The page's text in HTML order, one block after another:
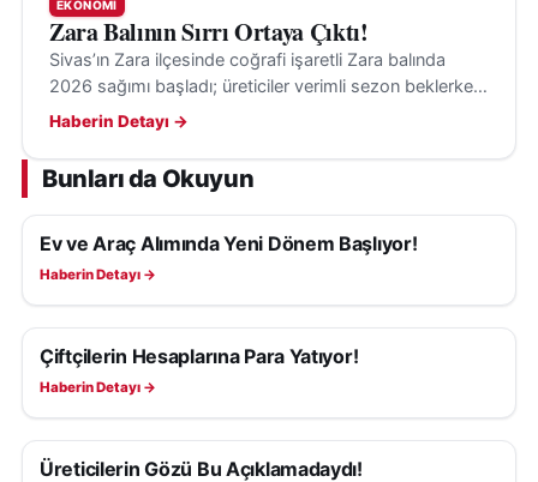
Resmi kurumlarla ilgili bilgilere ise Türkiye Odalar ve
Borsalar Birliği’nin resmi internet sitesi olan
https://www.tobb.org.tr
EKONOMI
Zara Balının Sırrı Ortaya Çıktı!
Sivas’ın Zara ilçesinde coğrafi işaretli Zara balında
2026 sağımı başladı; üreticiler verimli sezon beklerken,
tescilli üretim için çağrı yapıldı.
Haberin Detayı →
Bunları da Okuyun
EKONOMI
Ev ve Araç Alımında Yeni Dönem Başlıyor!
Haberin Detayı →
EKONOMI
Çiftçilerin Hesaplarına Para Yatıyor!
Haberin Detayı →
EKONOMI
Üreticilerin Gözü Bu Açıklamadaydı!